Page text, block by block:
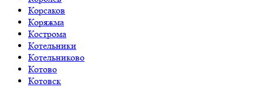
Корсаков
Коряжма
Кострома
Котельники
Котельниково
Котово
Котовск